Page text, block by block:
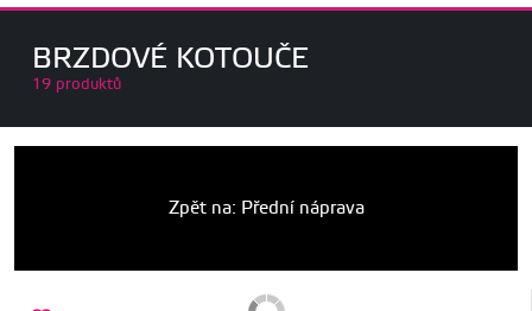
BRZDOVÉ KOTOUČE
19 produktů
Zpět na: Přední náprava